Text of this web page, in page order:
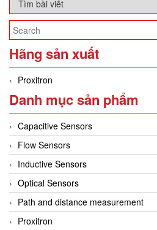
Hãng sản xuất
Proxitron
Danh mục sản phẩm
Capacitive Sensors
Flow Sensors
Inductive Sensors
Optical Sensors
Path and distance measurement
Proxitron